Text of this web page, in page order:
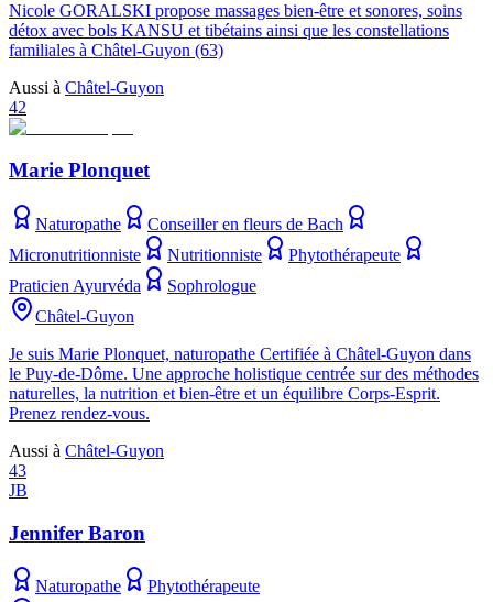
Nicole GORALSKI propose massages bien-être et sonores, soins
détox avec bols KANSU et tibétains ainsi que les constellations
familiales à Châtel-Guyon (63)
Aussi à Châtel-Guyon
42
Marie Plonquet
Naturopathe
Conseiller en fleurs de Bach
Micronutritionniste
Nutritionniste
Phytothérapeute
Praticien Ayurvéda
Sophrologue
Châtel-Guyon
Je suis Marie Plonquet, naturopathe Certifiée à Châtel-Guyon dans
le Puy-de-Dôme. Une approche holistique centrée sur des méthodes
naturelles, la nutrition et bien-être et un équilibre Corps-Esprit.
Prenez rendez-vous.
Aussi à Châtel-Guyon
43
JB
Jennifer Baron
Naturopathe
Phytothérapeute